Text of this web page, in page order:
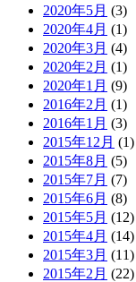
2020年5月 (3)
2020年4月 (1)
2020年3月 (4)
2020年2月 (1)
2020年1月 (9)
2016年2月 (1)
2016年1月 (3)
2015年12月 (1)
2015年8月 (5)
2015年7月 (7)
2015年6月 (8)
2015年5月 (12)
2015年4月 (14)
2015年3月 (11)
2015年2月 (22)